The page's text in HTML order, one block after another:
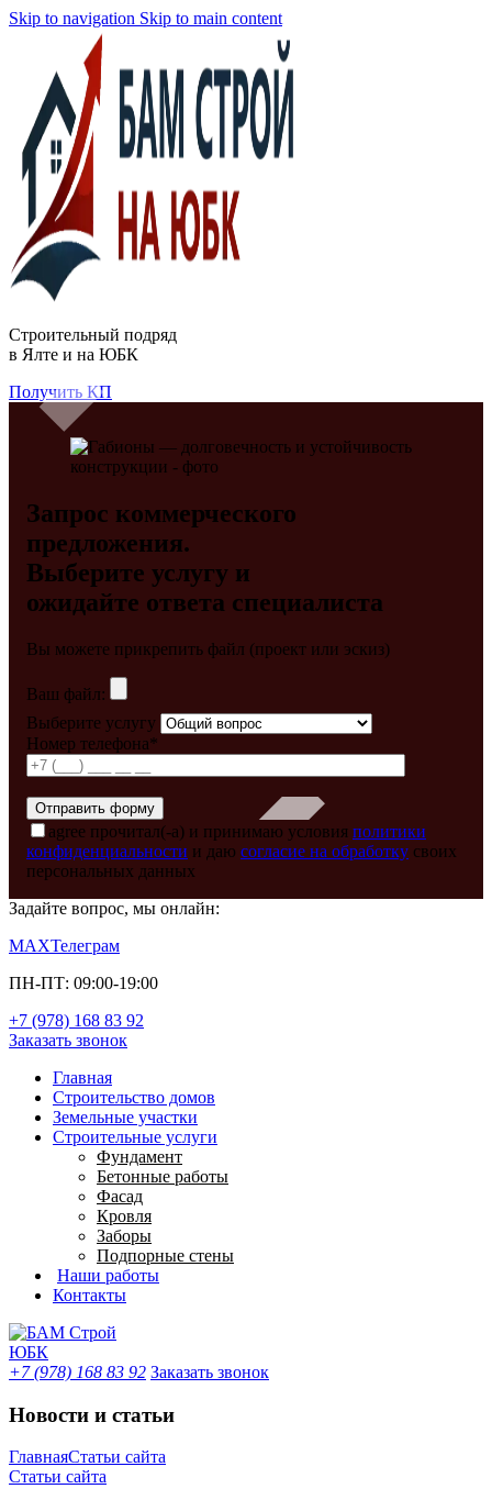
Skip to navigation Skip to main content
Строительный подряд
в Ялте и на ЮБК
Получить КП
Запрос коммерческого
предложения.
Выберите услугу и
ожидайте ответа специалиста
Вы можете прикрепить файл (проект или эскиз)
Ваш файл:
Выберите услугу
Номер телефона*
agree прочитал(-а) и принимаю условия политики
конфиденциальности и даю согласие на обработку своих
персональных данных
Задайте вопрос, мы онлайн:
MAXТелеграм
ПН-ПТ: 09:00-19:00
+7 (978) 168 83 92
Заказать звонок
Главная
Строительство домов
Земельные участки
Строительные услуги
Фундамент
Бетонные работы
Фасад
Кровля
Заборы
Подпорные стены
Наши работы
Контакты
+7 (978) 168 83 92 Заказать звонок
Новости и статьи
ГлавнаяСтатьи сайта
Статьи сайта